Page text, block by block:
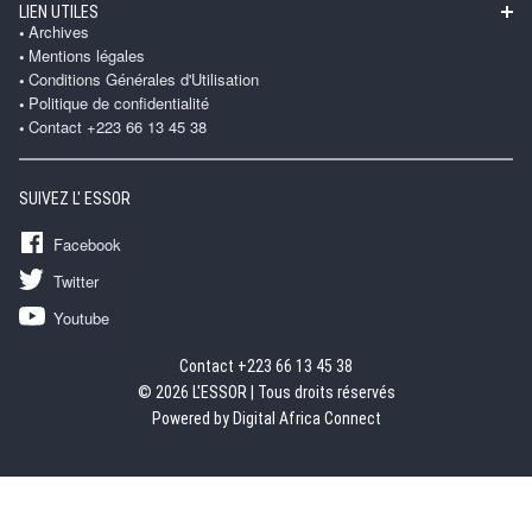
LIEN UTILES
Archives
Mentions légales
Conditions Générales d'Utilisation
Politique de confidentialité
Contact +223 66 13 45 38
SUIVEZ L' ESSOR
Facebook
Twitter
Youtube
Contact +223 66 13 45 38
© 2026 L'ESSOR | Tous droits réservés
Powered by Digital Africa Connect